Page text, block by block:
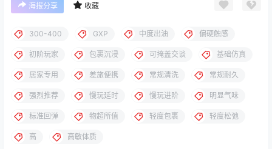
海报分享 收藏
300-400 GXP 中度出油 偏硬触感
初阶玩家 包裹沉浸 可掩盖交谈 基础仿真
居家专用 差旅便携 常规清洗 常规耐久
强烈推荐 慢玩延时 慢玩进阶 明显气味
标准回弹 物超所值 轻度包裹 轻度松弛
高 高敏体质